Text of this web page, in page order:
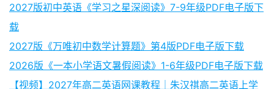
2027版初中英语《学习之星深阅读》7-9年级PDF电子版下
载
2027版《万唯初中数学计算题》第4版PDF电子版下载
2026版《一本小学语文暑假阅读》1-6年级PDF电子版下载
【视频】2027年高二英语网课教程｜朱汉祺高二英语上学